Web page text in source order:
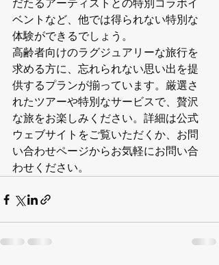
だたるアーティストとの特別コラボイ
ベントなど、他では得られない特別な
体験ができるでしょう。
高齢者向けのラグジュアリーな旅行を
求める方に、忘れられない思い出を提
供するプランが揃っています。厳選さ
れたツアーや特別なサービスで、贅沢
な旅をお楽しみください。詳細は公式
ウェブサイトをご覧いただくか、お問
い合わせページからお気軽にお問い合
わせください。